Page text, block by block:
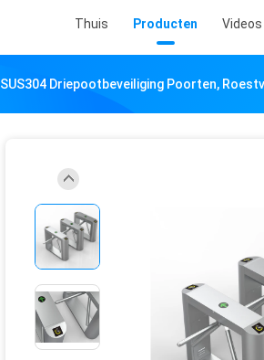
Thuis Producten Videos
SUS304 Driepootbeveiliging Poorten,